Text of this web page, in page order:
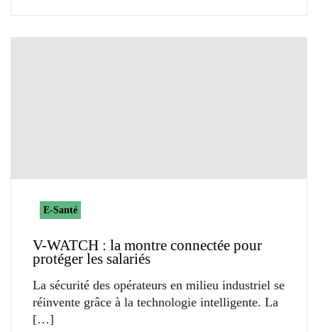
E-Santé
V-WATCH : la montre connectée pour
protéger les salariés
La sécurité des opérateurs en milieu industriel se
réinvente grâce à la technologie intelligente. La